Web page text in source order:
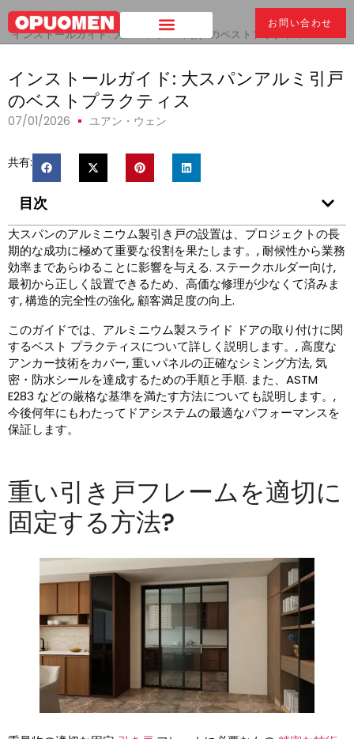
お問い合わせ
家 >
インストールガイド: 大スパンアルミ引戸のベストプラクティス
インストールガイド: 大スパンアルミ引戸
のベストプラクティス
07/01/2026 ユアン・ウェン
共有:
目次
大スパンのアルミニウム製引き戸の設置は、プロジェクトの長
期的な成功に極めて重要な役割を果たします。, 耐候性から業務
効率まであらゆることに影響を与える. ステークホルダー向け,
最初から正しく設置できるため、高価な修理が少なくて済みま
す, 構造的完全性の強化, 顧客満足度の向上.
このガイドでは、アルミニウム製スライド ドアの取り付けに関
するベスト プラクティスについて詳しく説明します。, 高度な
アンカー技術をカバー, 重いパネルの正確なシミング方法, 気
密・防水シールを達成するための手順と手順. また、ASTM
E283 などの厳格な基準を満たす方法についても説明します。,
今後何年にもわたってドアシステムの最適なパフォーマンスを
保証します。
重い引き戸フレームを適切に
固定する方法?